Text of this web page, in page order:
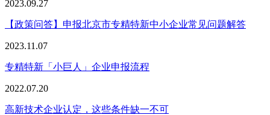
2023.09.27
【政策问答】申报北京市专精特新中小企业常见问题解答
2023.11.07
专精特新「小巨人」企业申报流程
2022.07.20
高新技术企业认定，这些条件缺一不可